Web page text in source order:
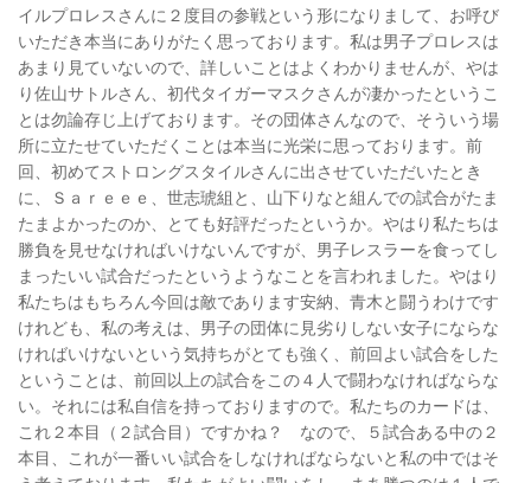
イルプロレスさんに２度目の参戦という形になりまして、お呼び
いただき本当にありがたく思っております。私は男子プロレスは
あまり見ていないので、詳しいことはよくわかりませんが、やは
り佐山サトルさん、初代タイガーマスクさんが凄かったというこ
とは勿論存じ上げております。その団体さんなので、そういう場
所に立たせていただくことは本当に光栄に思っております。前
回、初めてストロングスタイルさんに出させていただいたとき
に、Ｓａｒｅｅｅ、世志琥組と、山下りなと組んでの試合がたま
たまよかったのか、とても好評だったというか。やはり私たちは
勝負を見せなければいけないんですが、男子レスラーを食ってし
まったいい試合だったというようなことを言われました。やはり
私たちはもちろん今回は敵であります安納、青木と闘うわけです
けれども、私の考えは、男子の団体に見劣りしない女子にならな
ければいけないという気持ちがとても強く、前回よい試合をした
ということは、前回以上の試合をこの４人で闘わなければならな
い。それには私自信を持っておりますので。私たちのカードは、
これ２本目（２試合目）ですかね？ なので、５試合ある中の２
本目、これが一番いい試合をしなければならないと私の中ではそ